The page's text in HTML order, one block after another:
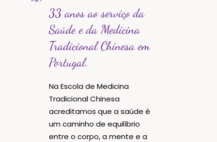
33 anos ao serviço da
Saúde e da Medicina
Tradicional Chinesa em
Portugal.
Na Escola de Medicina
Tradicional Chinesa
acreditamos que a saúde é
um caminho de equilíbrio
entre o corpo, a mente e a